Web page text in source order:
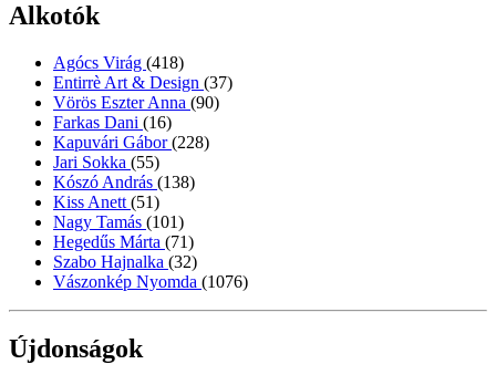
Alkotók
Agócs Virág (418)
Entirrè Art & Design (37)
Vörös Eszter Anna (90)
Farkas Dani (16)
Kapuvári Gábor(228)
Jari Sokka (55)
Kószó András (138)
Kiss Anett (51)
Nagy Tamás (101)
Hegedűs Márta (71)
Szabo Hajnalka (32)
Vászonkép Nyomda (1076)
Újdonságok